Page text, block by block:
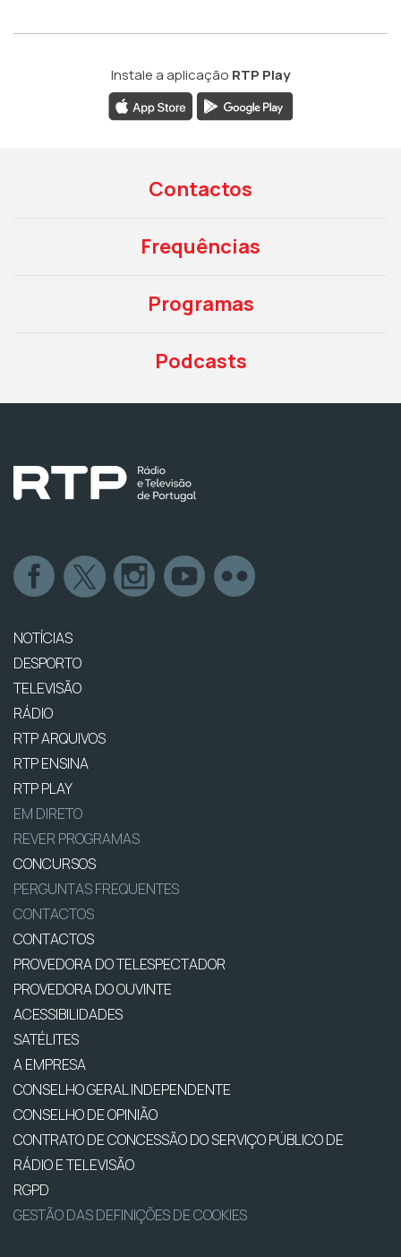
Instale a aplicação RTP Play
Contactos
Frequências
Programas
Podcasts
NOTÍCIAS
DESPORTO
TELEVISÃO
RÁDIO
RTP ARQUIVOS
RTP ENSINA
RTP PLAY
EM DIRETO
REVER PROGRAMAS
CONCURSOS
PERGUNTAS FREQUENTES
CONTACTOS
CONTACTOS
PROVEDORA DO TELESPECTADOR
PROVEDORA DO OUVINTE
ACESSIBILIDADES
SATÉLITES
A EMPRESA
CONSELHO GERAL INDEPENDENTE
CONSELHO DE OPINIÃO
CONTRATO DE CONCESSÃO DO SERVIÇO PÚBLICO DE
RÁDIO E TELEVISÃO
RGPD
GESTÃO DAS DEFINIÇÕES DE COOKIES